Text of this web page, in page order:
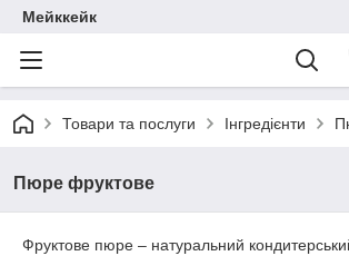
Мейккейк
Товари та послуги Інгредієнти
Пюре фруктове
Фруктове пюре – натуральний кондитерський